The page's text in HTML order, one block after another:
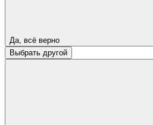
Да, всё верно
Выбрать другой